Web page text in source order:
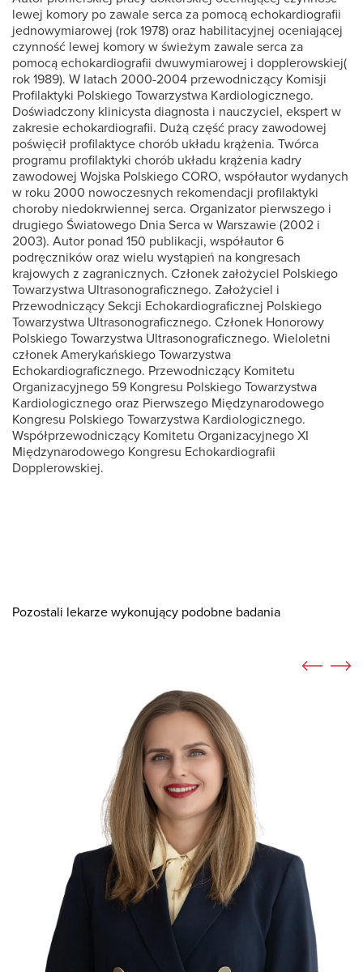
lewej komory po zawale serca za pomocą echokardiografii
jednowymiarowej (rok 1978) oraz habilitacyjnej oceniającej
czynność lewej komory w świeżym zawale serca za
pomocą echokardiografii dwuwymiarowej i dopplerowskiej(
rok 1989). W latach 2000-2004 przewodniczący Komisji
Profilaktyki Polskiego Towarzystwa Kardiologicznego.
Doświadczony klinicysta diagnosta i nauczyciel, ekspert w
zakresie echokardiografii. Dużą część pracy zawodowej
poświęcił profilaktyce chorób układu krążenia. Twórca
programu profilaktyki chorób układu krążenia kadry
zawodowej Wojska Polskiego CORO, współautor wydanych
w roku 2000 nowoczesnych rekomendacji profilaktyki
choroby niedokrwiennej serca. Organizator pierwszego i
drugiego Światowego Dnia Serca w Warszawie (2002 i
2003). Autor ponad 150 publikacji, współautor 6
podręczników oraz wielu wystąpień na kongresach
krajowych z zagranicznych. Członek założyciel Polskiego
Towarzystwa Ultrasonograficznego. Założyciel i
Przewodniczący Sekcji Echokardiograficznej Polskiego
Towarzystwa Ultrasonograficznego. Członek Honorowy
Polskiego Towarzystwa Ultrasonograficznego. Wieloletni
członek Amerykańskiego Towarzystwa
Echokardiograficznego. Przewodniczący Komitetu
Organizacyjnego 59 Kongresu Polskiego Towarzystwa
Kardiologicznego oraz Pierwszego Międzynarodowego
Kongresu Polskiego Towarzystwa Kardiologicznego.
Współprzewodniczący Komitetu Organizacyjnego XI
Międzynarodowego Kongresu Echokardiografii
Dopplerowskiej.
Pozostali lekarze wykonujący podobne badania